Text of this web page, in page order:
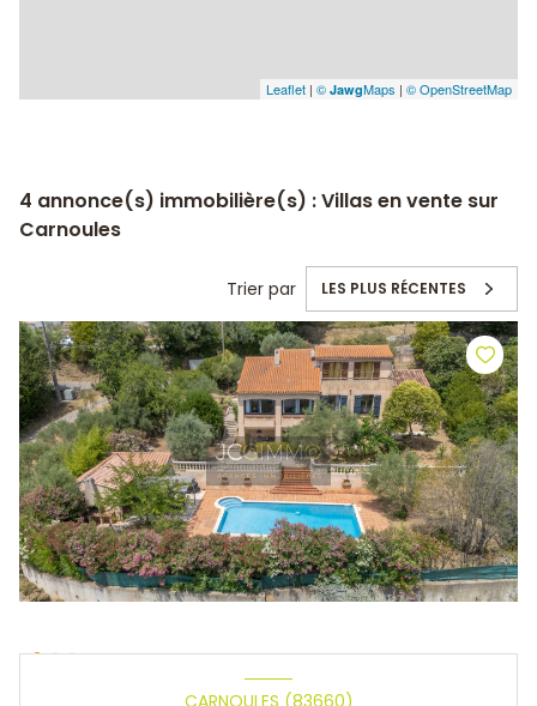
Leaflet | © JawgMaps | © OpenStreetMap
4 annonce(s) immobilière(s) : Villas en vente sur
Carnoules
Trier par LES PLUS RÉCENTES
CARNOULES (83660)